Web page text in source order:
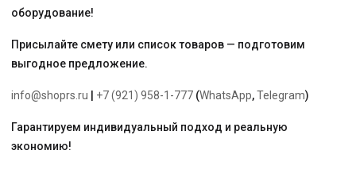
оборудование!
Присылайте смету или список товаров — подготовим
выгодное предложение.
info@shoprs.ru +7 (921) 958-1-777 (WhatsApp,Telegram)
Гарантируем индивидуальный подход и реальную
экономию!